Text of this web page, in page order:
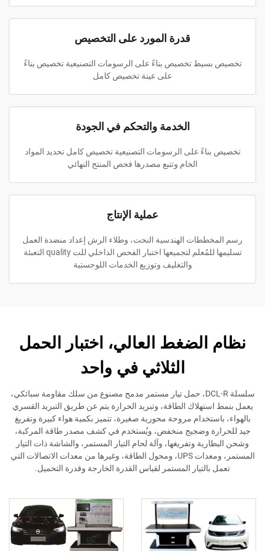
قدرة المورد على التخصيص
تخصيص بسيط تخصيص بناءً على الرسومات التصنيعية تخصيص بناءً
على عينة تخصيص كامل
الخدمة والتحكم في الجودة
تخصيص بناءً على الرسومات التصنيعية تخصيص كامل تحديد المواد
الخام وتتبع مصدرها فحص المنتج النهائي
عملية الإنتاج
رسم المخططات الهندسية النحت، وطلاء الرش إعداد منضدة العمل
تسليمها للمُعلم لتجميعها اختبار الفحص الداخلي للت quality التعبئة
والتغليف وتوزيع الخدمات اللوجستية
نظام الضغط العالي، اختبار الحمل
الثلاثي في واحد
سلسلة DCL-R، حمل تيار مستمر مدمج مصنوع من سلك مقاومة سبائكي،
يعمل بنمط استهلاك الطاقة، وتبريد الحرارة يتم عن طريق التبريد القسري
بالهواء، باستخدام مروحة محورية صغيرة، تتميز بكمية هواء كبيرة وتفريغ
جيد للحرارة وضجيج منخفض، ويُستخدم في كشف مصدر طاقة المركبة،
وشحن البطارية وتفريغها، وآلة لحام التيار المستمر، والشاشة ذات التيار
المستمر، ومعدات UPS، ومحول الطاقة، وغيرها من معدات الاتصالات التي
تعمل بالتيار المستمر لقياس القدرة الخارجة وقدرة التحميل.